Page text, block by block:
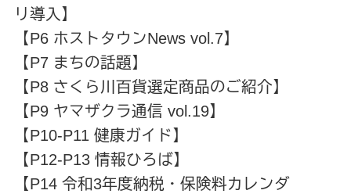
リ導入】
【P6 ホストタウンNews vol.7】
【P7 まちの話題】
【P8 さくら川百貨選定商品のご紹介】
【P9 ヤマザクラ通信 vol.19】
【P10‐P11 健康ガイド】
【P12-P13 情報ひろば】
【P14 令和3年度納税・保険料カレンダ